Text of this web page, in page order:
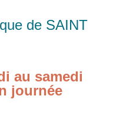
de SAINT
au samedi
journée